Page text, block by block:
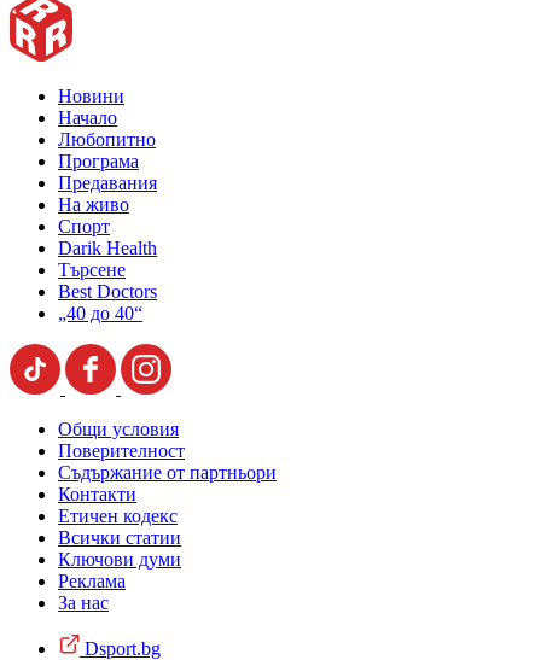
Новини
Начало
Любопитно
Програма
Предавания
На живо
Спорт
Darik Health
Търсене
Best Doctors
„40 до 40“
Общи условия
Поверителност
Съдържание от партньори
Контакти
Етичен кодекс
Всички статии
Ключови думи
Реклама
За нас
Dsport.bg